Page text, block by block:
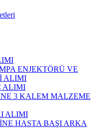
ENJEKTÖRÜ VE
ALIMI
ALIMI
3 KALEM MALZEME
ALIMI
HASTA BAŞI ARKA